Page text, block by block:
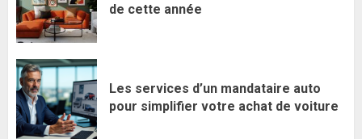
de cette année
Les services d’un mandataire auto
pour simplifier votre achat de voiture